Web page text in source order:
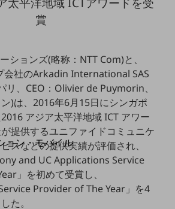
Platform)
ョン・モバイル
ョンTOP
紹介
賞
ションズ(略称：NTT Com)と、
会社のArkadin International SAS
リ、CEO：Olivier de Puymorin、
)は、2016年6月15日にシンガポ
アジア太平洋地域 ICT アワー
提供するユニファイドコミュニケ
スなどの提供実績が評価され、
and UC Applications Service
」を初めて受賞し、
Provider of The Year」を4
た。